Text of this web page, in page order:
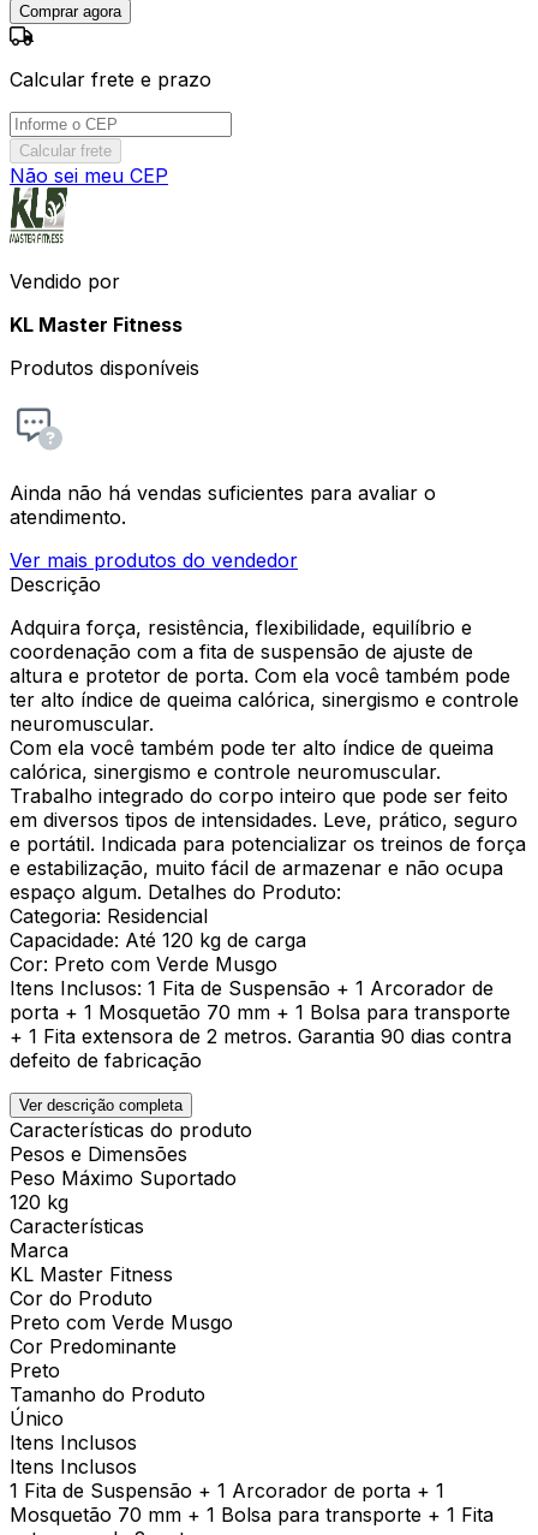
Comprar agora
Calcular frete e prazo
Calcular frete
Não sei meu CEP
Vendido por
KL Master Fitness
Produtos disponíveis
Ainda não há vendas suficientes para avaliar o
atendimento.
Ver mais produtos do vendedor
Descrição
Adquira força, resistência, flexibilidade, equilíbrio e
coordenação com a fita de suspensão de ajuste de
altura e protetor de porta. Com ela você também pode
ter alto índice de queima calórica, sinergismo e controle
neuromuscular.
Com ela você também pode ter alto índice de queima
calórica, sinergismo e controle neuromuscular.
Trabalho integrado do corpo inteiro que pode ser feito
em diversos tipos de intensidades. Leve, prático, seguro
e portátil. Indicada para potencializar os treinos de força
e estabilização, muito fácil de armazenar e não ocupa
espaço algum. Detalhes do Produto:
Categoria: Residencial
Capacidade: Até 120 kg de carga
Cor: Preto com Verde Musgo
Itens Inclusos: 1 Fita de Suspensão + 1 Arcorador de
porta + 1 Mosquetão 70 mm + 1 Bolsa para transporte
+ 1 Fita extensora de 2 metros. Garantia 90 dias contra
defeito de fabricação
Ver descrição completa
Características do produto
Pesos e Dimensões
Peso Máximo Suportado
120 kg
Características
Marca
KL Master Fitness
Cor do Produto
Preto com Verde Musgo
Cor Predominante
Preto
Tamanho do Produto
Único
Itens Inclusos
Itens Inclusos
1 Fita de Suspensão + 1 Arcorador de porta + 1
Mosquetão 70 mm + 1 Bolsa para transporte + 1 Fita